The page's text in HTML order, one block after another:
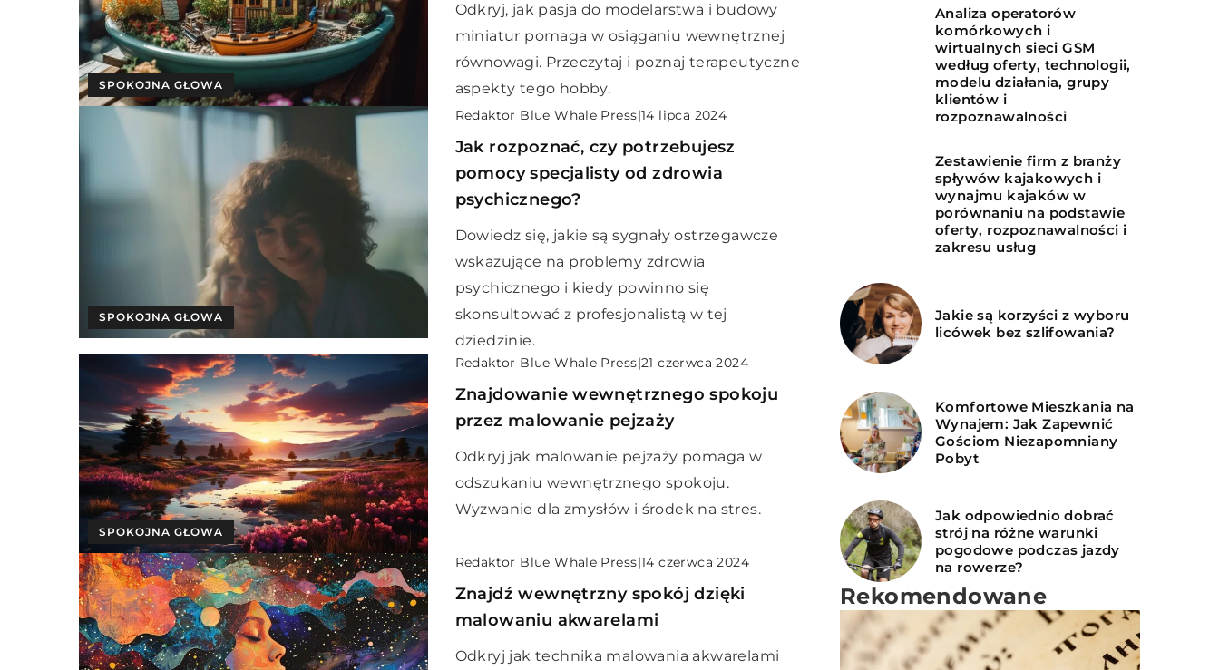
SPOKOJNA GŁOWA
Odkryj, jak pasja do modelarstwa i budowy
miniatur pomaga w osiąganiu wewnętrznej
równowagi. Przeczytaj i poznaj terapeutyczne
aspekty tego hobby.
SPOKOJNA GŁOWA
Redaktor Blue Whale Press|14 lipca 2024
Jak rozpoznać, czy potrzebujesz
pomocy specjalisty od zdrowia
psychicznego?
Dowiedz się, jakie są sygnały ostrzegawcze
wskazujące na problemy zdrowia
psychicznego i kiedy powinno się
skonsultować z profesjonalistą w tej
dziedzinie.
SPOKOJNA GŁOWA
Redaktor Blue Whale Press|21 czerwca 2024
Znajdowanie wewnętrznego spokoju
przez malowanie pejzaży
Odkryj jak malowanie pejzaży pomaga w
odszukaniu wewnętrznego spokoju.
Wyzwanie dla zmysłów i środek na stres.
Redaktor Blue Whale Press|14 czerwca 2024
Znajdź wewnętrzny spokój dzięki
malowaniu akwarelami
Odkryj jak technika malowania akwarelami
Analiza operatorów
komórkowych i
wirtualnych sieci GSM
według oferty, technologii,
modelu działania, grupy
klientów i
rozpoznawalności
Zestawienie firm z branży
spływów kajakowych i
wynajmu kajaków w
porównaniu na podstawie
oferty, rozpoznawalności i
zakresu usług
Jakie są korzyści z wyboru
licówek bez szlifowania?
Komfortowe Mieszkania na
Wynajem: Jak Zapewnić
Gościom Niezapomniany
Pobyt
Jak odpowiednio dobrać
strój na różne warunki
pogodowe podczas jazdy
na rowerze?
Rekomendowane